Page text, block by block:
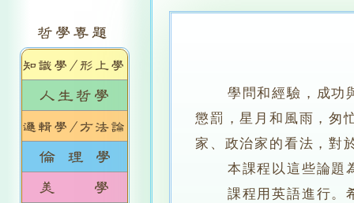
學問和經驗，成功
懲罰，星月和風雨，匆
家、政治家的看法，對
本課程以這些論題為
課程用英語進行。希